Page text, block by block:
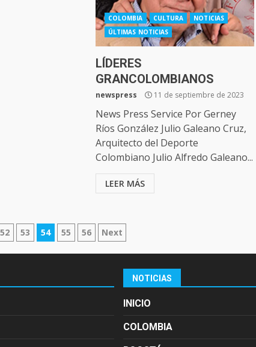
COLOMBIA CULTURA
NOTICIAS
ÚLTIMAS NOTICIAS
LÍDERES
GRANCOLOMBIANOS
newspress 11 de septiembre de 2023
News Press Service Por Gerney
Ríos González Julio Galeano Cruz,
Arquitecto del Deporte
Colombiano Julio Alfredo Galeano...
LEER MÁS
52 53 54 55 56 Next
NOTICIAS
INICIO
COLOMBIA